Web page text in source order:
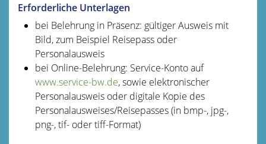
Erforderliche Unterlagen
bei Belehrung in Präsenz: gültiger Ausweis mit
Bild, zum Beispiel Reisepass oder
Personalausweis
bei Online-Belehrung: Service-Konto auf
www.service-bw.de, sowie elektronischer
Personalausweis oder digitale Kopie des
Personalausweises/Reisepasses (in bmp-, jpg-,
png-, tif- oder tiff-Format)